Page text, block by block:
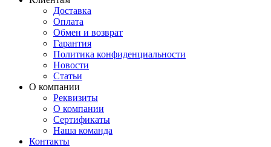
Доставка
Оплата
Обмен и возврат
Гарантия
Политика конфиденциальности
Новости
Статьи
О компании
Реквизиты
О компании
Сертификаты
Наша команда
Контакты